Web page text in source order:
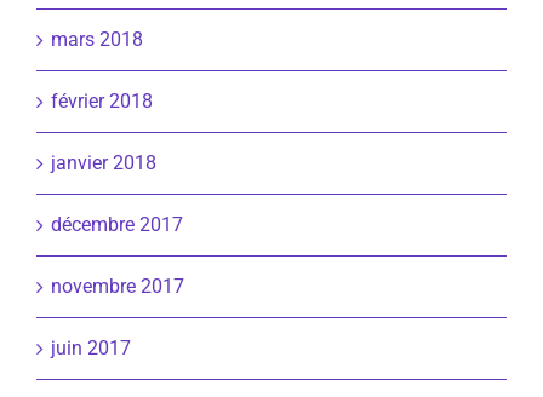
mars 2018
février 2018
janvier 2018
décembre 2017
novembre 2017
juin 2017